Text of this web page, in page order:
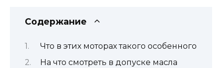
Содержание
Что в этих моторах такого особенного
На что смотреть в допуске масла